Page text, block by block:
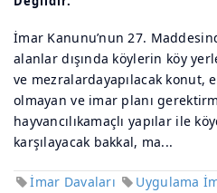
İmar Kanunu’nun 27.
alanlar dışında köylerin köy
ve mezralardayapılacak
olmayan ve imar planı
hayvancılıkamaçlı yapılar ile
karşılayacak bakkal, ma...
İmar Davaları Uygulama